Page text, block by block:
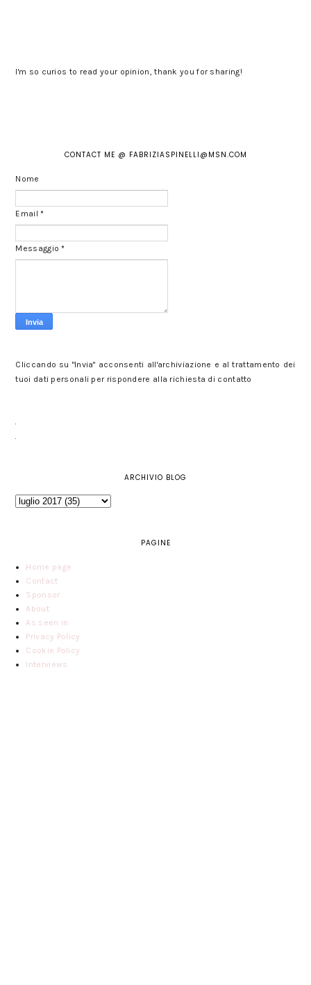
I'm so curios to read your opinion, thank you for sharing!
CONTACT ME @ FABRIZIASPINELLI@MSN.COM
Nome
Email*
Messaggio*
Cliccando su "Invia" acconsenti all'archiviazione e al trattamento dei
tuoi dati personali per rispondere alla richiesta di contatto
ARCHIVIO BLOG
PAGINE
Home page
Contact
Sponsor
About
As seen in
Privacy Policy
Cookie Policy
Interviews